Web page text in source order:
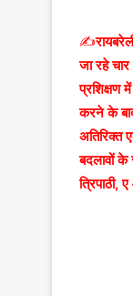
✍️
जा रहे
प्रशिक्षण
करने के
अतिरिक्त
बदलावों के
त्रिपाठी,